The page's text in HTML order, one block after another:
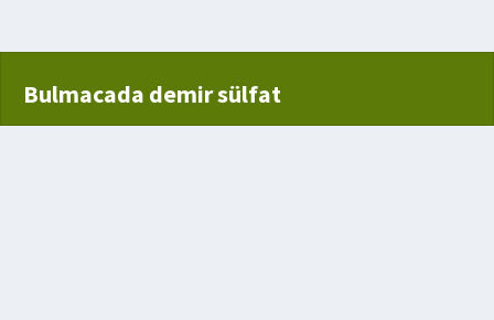
Bulmacada demir sülfat